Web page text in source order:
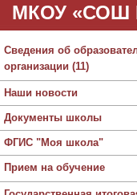
МКОУ «СОШ
Сведения об
организации (11)
Наши новости
Документы школы
ФГИС "Моя школа"
Прием на обучение